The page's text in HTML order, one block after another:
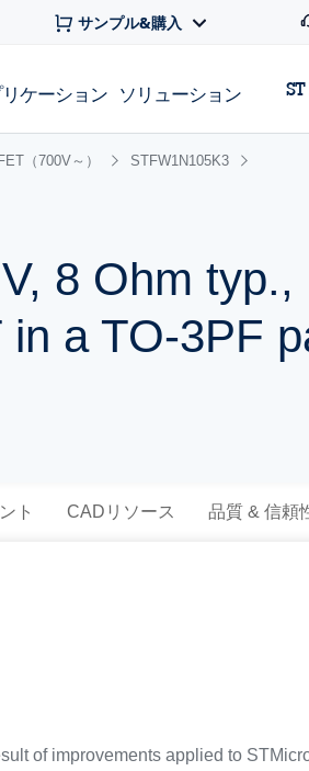
サンプル&購入
ケーション ソリューション
（700V～） STFW1N105K3
8 Ohm
a TO-3PF
ト CADリソース 品質 & 信頼
of improvements applied to